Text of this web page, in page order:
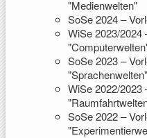
"Medienwelten"
SoSe 2024 –
WiSe 2023/2024
SoSe 2023 –
"Sprachenwelten"
WiSe 2022/2023
SoSe 2022 –